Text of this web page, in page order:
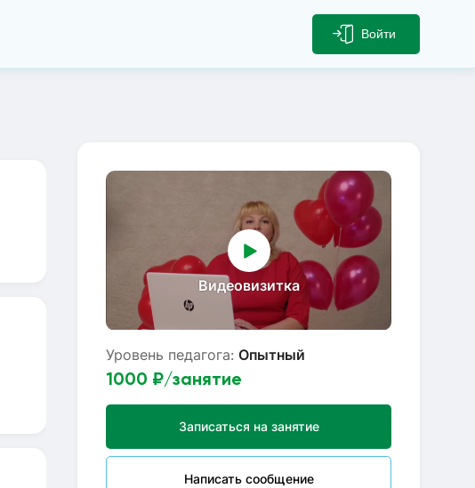
Войти
Видеовизитка
Уровень педагога: Опытный
1000 ₽/занятие
Записаться на занятие
Написать сообщение